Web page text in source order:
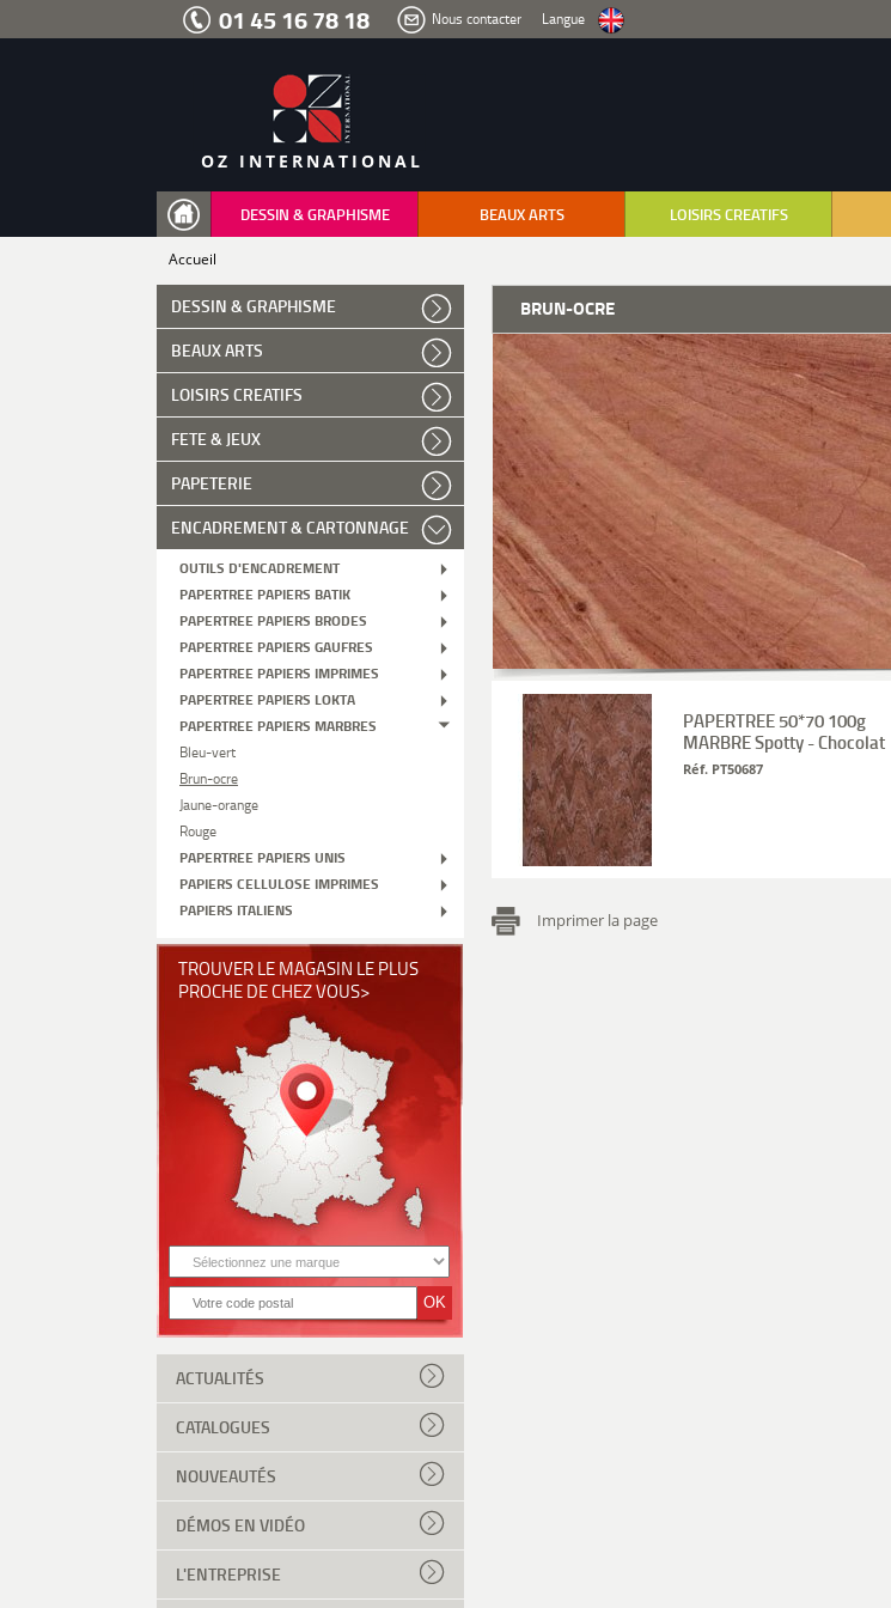
menu
01 45 16 78 18 Nous contacter Langue
OZ INTERNATIONAL
DESSIN & GRAPHISME BEAUX ARTS LOISIRS CREATIFS
Accueil
DESSIN & GRAPHISME
BEAUX ARTS
LOISIRS CREATIFS
FETE & JEUX
PAPETERIE
ENCADREMENT & CARTONNAGE
OUTILS D'ENCADREMENT
PAPERTREE PAPIERS BATIK
PAPERTREE PAPIERS BRODES
PAPERTREE PAPIERS GAUFRES
PAPERTREE PAPIERS IMPRIMES
PAPERTREE PAPIERS LOKTA
PAPERTREE PAPIERS MARBRES
Bleu-vert
Brun-ocre
Jaune-orange
Rouge
PAPERTREE PAPIERS UNIS
PAPIERS CELLULOSE IMPRIMES
PAPIERS ITALIENS
TROUVER LE MAGASIN LE PLUS
PROCHE DE CHEZ VOUS>
ACTUALITÉS
CATALOGUES
NOUVEAUTÉS
DÉMOS EN VIDÉO
L'ENTREPRISE
BRUN-OCRE
PAPERTREE 50*70 100g
MARBRE Spotty - Chocolat
Réf. PT50687
Imprimer la page